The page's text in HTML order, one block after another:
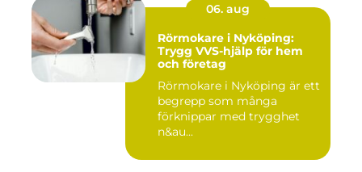
06. aug
Rörmokare i Nyköping:
Trygg VVS-hjälp för hem
och företag
Rörmokare i Nyköping är ett
begrepp som många
förknippar med trygghet
n&au...